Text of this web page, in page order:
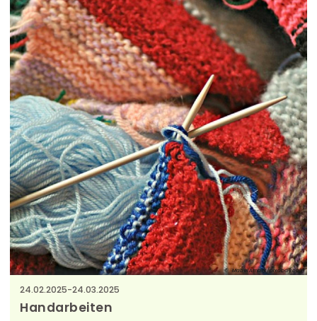
MabelAmber/pixabay.com
24.02.2025-24.03.2025
Handarbeiten